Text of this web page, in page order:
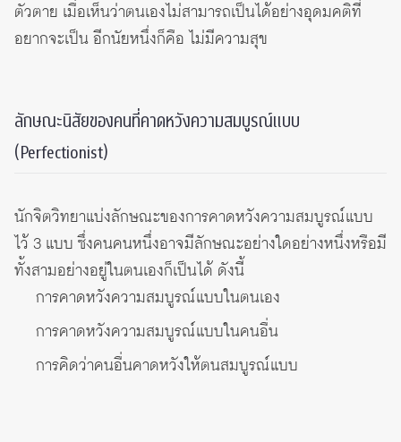
ตัวตาย เมื่อเห็นว่าตนเองไม่สามารถเป็นได้อย่างอุดมคติที่
อยากจะเป็น อีกนัยหนึ่งก็คือ ไม่มีความสุข
ลักษณะนิสัยของคนที่คาดหวังความสมบูรณ์แบบ
(Perfectionist)
นักจิตวิทยาแบ่งลักษณะของการคาดหวังความสมบูรณ์แบบ
ไว้ 3 แบบ ซึ่งคนคนหนึ่งอาจมีลักษณะอย่างใดอย่างหนึ่งหรือมี
ทั้งสามอย่างอยู่ในตนเองก็เป็นได้ ดังนี้
การคาดหวังความสมบูรณ์แบบในตนเอง
การคาดหวังความสมบูรณ์แบบในคนอื่น
การคิดว่าคนอื่นคาดหวังให้ตนสมบูรณ์แบบ